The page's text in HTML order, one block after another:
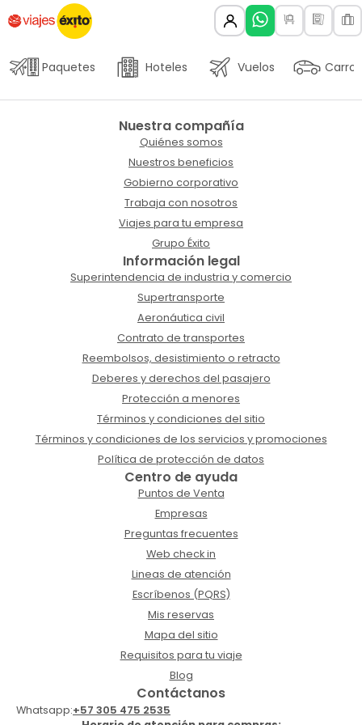
Paquetes Hoteles Vuelos Carros
Nuestra compañía
Quiénes somos
Nuestros beneficios
Gobierno corporativo
Trabaja con nosotros
Viajes para tu empresa
Grupo Éxito
Información legal
Superintendencia de industria y comercio
Supertransporte
Aeronáutica civil
Contrato de transportes
Reembolsos, desistimiento o retracto
Deberes y derechos del pasajero
Protección a menores
Términos y condiciones del sitio
Términos y condiciones de los servicios y promociones
Política de protección de datos
Centro de ayuda
Puntos de Venta
Empresas
Preguntas frecuentes
Web check in
Lineas de atención
Escríbenos (PQRS)
Mis reservas
Mapa del sitio
Requisitos para tu viaje
Blog
Contáctanos
Whatsapp:+57 305 475 2535